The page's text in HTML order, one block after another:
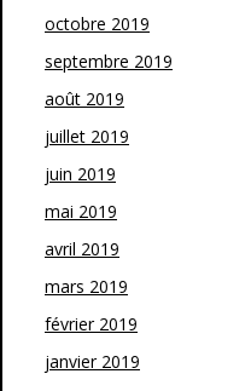
octobre 2019
septembre 2019
août 2019
juillet 2019
juin 2019
mai 2019
avril 2019
mars 2019
février 2019
janvier 2019